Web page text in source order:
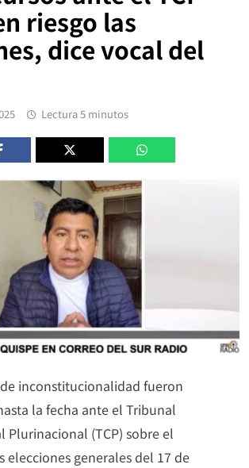
riesgo las
dice vocal del
Lectura 5 minutos
inconstitucionalidad fueron
la fecha ante el Tribunal
Plurinacional (TCP) sobre el
elecciones generales del 17 de